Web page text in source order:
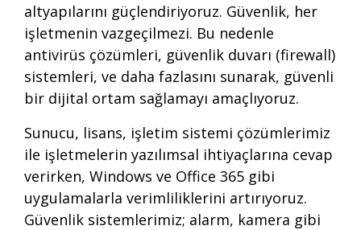
altyapılarını güçlendiriyoruz. Güvenlik, her
işletmenin vazgeçilmezi. Bu nedenle
antivirüs çözümleri, güvenlik duvarı (firewall)
sistemleri, ve daha fazlasını sunarak, güvenli
bir dijital ortam sağlamayı amaçlıyoruz.
Sunucu, lisans, işletim sistemi çözümlerimiz
ile işletmelerin yazılımsal ihtiyaçlarına cevap
verirken, Windows ve Office 365 gibi
uygulamalarla verimliliklerini artırıyoruz.
Güvenlik sistemlerimiz; alarm, kamera gibi